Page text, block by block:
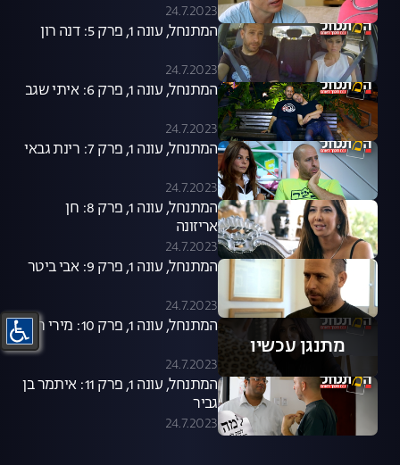
24.7.2023
המתנחל, עונה 1, פרק 5: דנה רון
24.7.2023
המתנחל, עונה 1, פרק 6: איתי שגב
24.7.2023
המתנחל, עונה 1, פרק 7: רינת גבאי
24.7.2023
המתנחל, עונה 1, פרק 8: חן
אריזונה
24.7.2023
המתנחל, עונה 1, פרק 9: אבי ביטר
24.7.2023
מתנגן עכשיו
המתנחל, עונה 1, פרק 10: מירי רגב
24.7.2023
המתנחל, עונה 1, פרק 11: איתמר בן
גביר
24.7.2023